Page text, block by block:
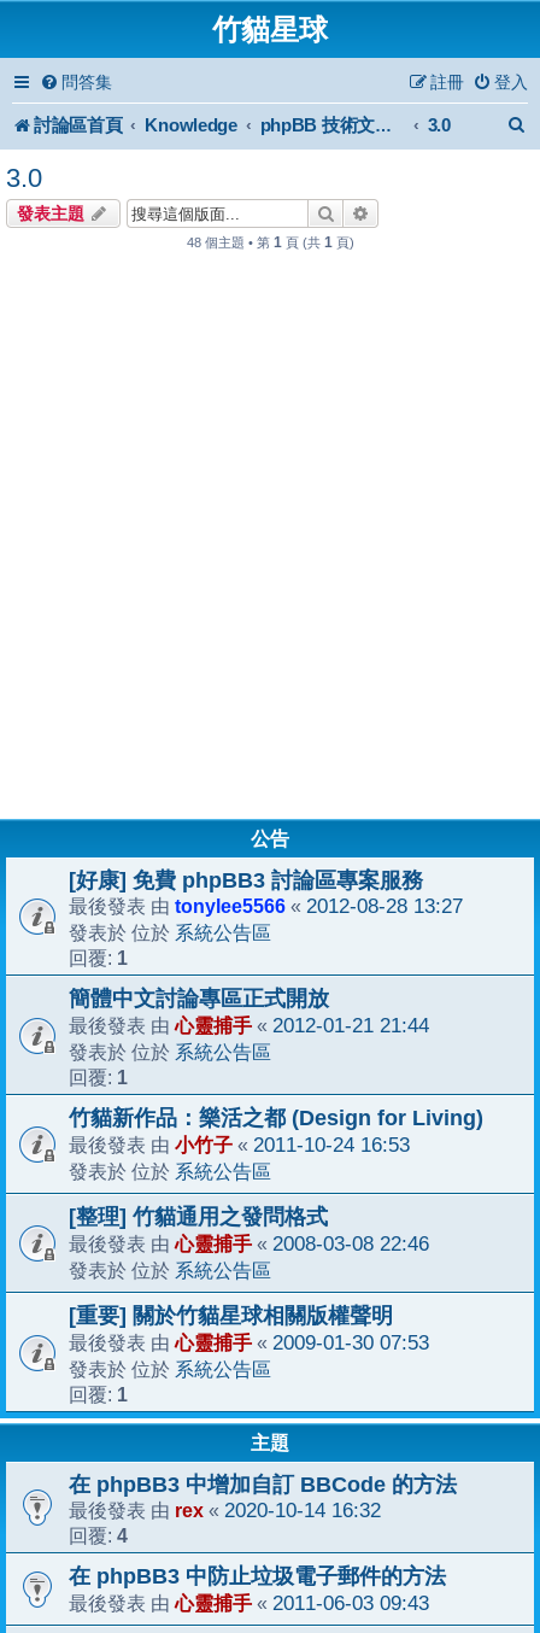
竹貓星球
問答集 登入
註冊
討論區首頁 Knowledge phpBB 技術文件與知識庫 3.0
3.0
發表主題 搜尋
48 個主題 • 第 1 頁 (共 1 頁)
公告
[好康] 免費 phpBB3 討論區專案服務
最後發表 由 tonylee5566 « 2012-08-28 13:27
發表於 位於 系統公告區
回覆: 1
簡體中文討論專區正式開放
最後發表 由心靈捕手 « 2012-01-21 21:44
發表於 位於 系統公告區
回覆: 1
竹貓新作品：樂活之都 (Design for Living)
最後發表 由 小竹子 « 2011-10-24 16:53
發表於 位於 系統公告區
[整理] 竹貓通用之發問格式
最後發表 由心靈捕手 « 2008-03-08 22:46
發表於 位於 系統公告區
[重要] 關於竹貓星球相關版權聲明
最後發表 由心靈捕手 « 2009-01-30 07:53
發表於 位於 系統公告區
回覆: 1
主題
在 phpBB3 中增加自訂 BBCode 的方法
最後發表 由 rex « 2020-10-14 16:32
回覆: 4
在 phpBB3 中防止垃圾電子郵件的方法
最後發表 由心靈捕手 « 2011-06-03 09:43